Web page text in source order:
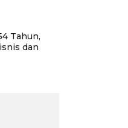
Tahun,
dan